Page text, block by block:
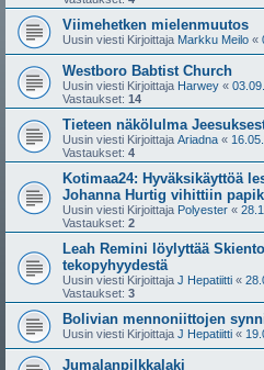
Viimehetken mielenmuutos
Uusin viesti Kirjoittaja Markku Meilo «
Westboro Babtist Church
Uusin viesti Kirjoittaja Harwey «
Vastaukset: 14
Tieteen näkölulma
Uusin viesti Kirjoittaja Ariadna «
Vastaukset: 4
Kotimaa24: Hyväksikäyttöä
Johanna Hurtig vihittiin
Uusin viesti Kirjoittaja Polyester «
Vastaukset: 2
Leah Remini löylyttää
tekopyhyydestä
Uusin viesti Kirjoittaja J Hepatiitti «
Vastaukset: 3
Bolivian mennoniittojen
Uusin viesti Kirjoittaja J Hepatiitti «
Jumalanpilkkalaki